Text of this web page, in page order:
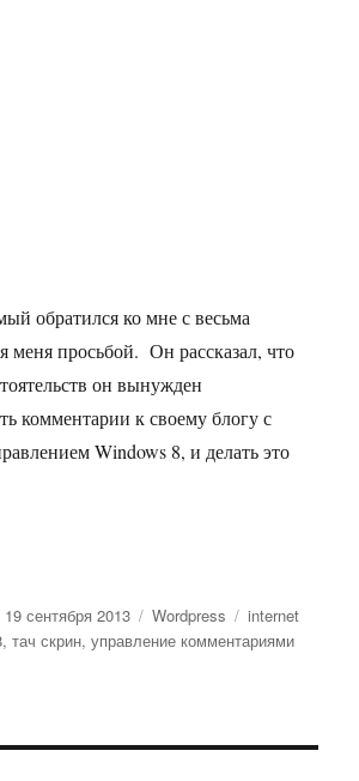
обратился ко мне с весьма
меня просьбой. Он рассказал, что
он вынужден
комментарии к своему блогу с
Windows 8, и делать это
появления одного WordPress
Опубликовано
19 сентября 2013 Рубрики
Wordpress Метки
internet
,тач скрин,управление комментариями